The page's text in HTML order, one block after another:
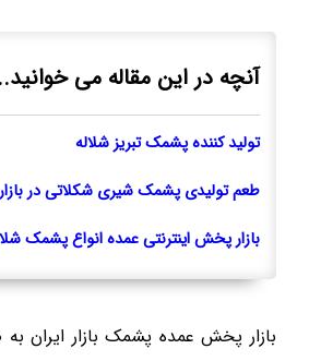
آنچه در این مقاله می
تولید کننده پشمک تبریز شلاله
طعم تولیدی پشمک شیری شکلاتی در بازار
بازار پخش اینترنتی عمده انواع پشمک
بازار پخش عمده پشمک بازار ایران